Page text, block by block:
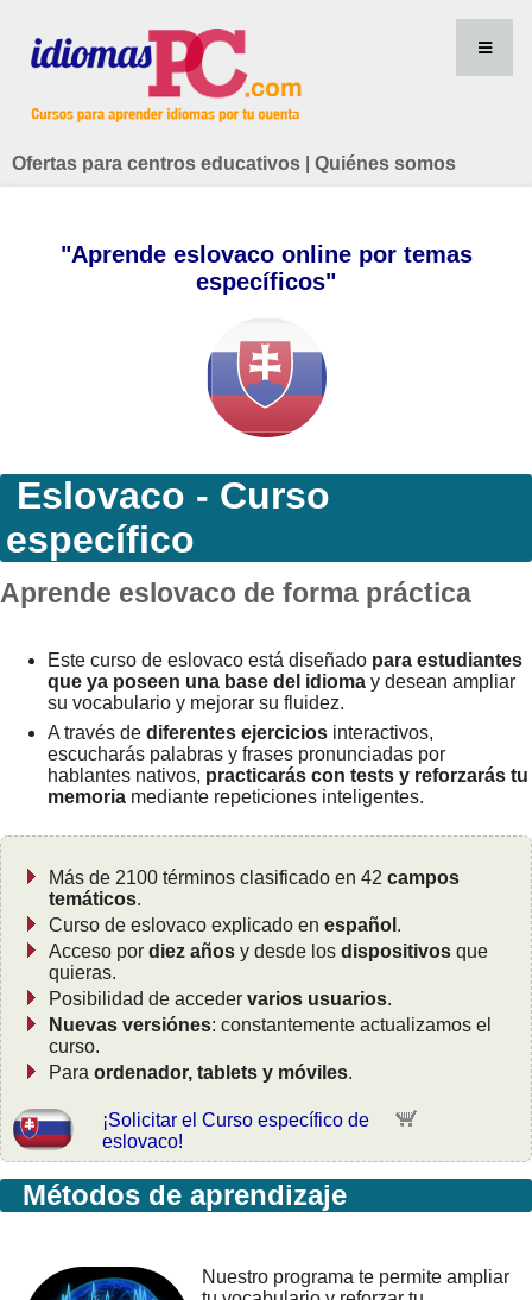
Ofertas para centros educativos Quiénes somos
"Aprende eslovaco online por temas
específicos"
Eslovaco - Curso
específico
Aprende eslovaco de forma práctica
Este curso de eslovaco está diseñado para estudiantes
que ya poseen una base del idioma y desean ampliar
su vocabulario y mejorar su fluidez.
A través de diferentes ejercicios interactivos,
escucharás palabras y frases pronunciadas por
hablantes nativos, practicarás con tests y reforzarás tu
memoria mediante repeticiones inteligentes.
Más de 2100 términos clasificado en 42 campos
temáticos.
Curso de eslovaco explicado en español .
Acceso por diez años y desde los dispositivos que
quieras.
Posibilidad de acceder varios usuarios.
Nuevas versiónes: constantemente actualizamos el
curso.
Para ordenador, tablets y móviles.
¡Solicitar el Curso específico de
eslovaco!
Métodos de aprendizaje
Nuestro programa te permite ampliar